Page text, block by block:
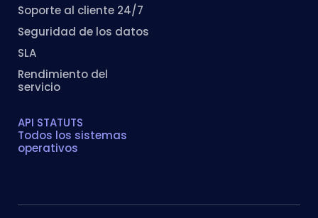
Soporte al cliente 24/7
Seguridad de los datos
SLA
Rendimiento del
servicio
API STATUTS
Todos los sistemas
operativos